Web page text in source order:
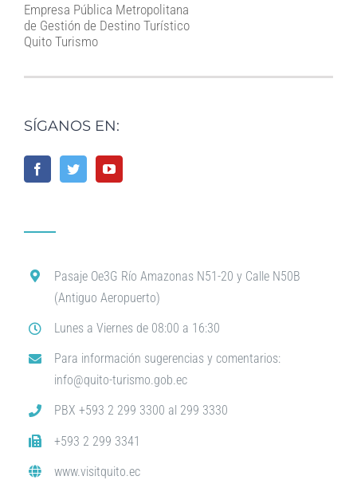
Empresa Pública Metropolitana
de Gestión de Destino Turístico
Quito Turismo
SÍGANOS EN:
Pasaje Oe3G Río Amazonas N51-20 y Calle N50B
(Antiguo Aeropuerto)
Lunes a Viernes de 08:00 a 16:30
Para información sugerencias y comentarios:
info@quito-turismo.gob.ec
PBX +593 2 299 3300 al 299 3330
+593 2 299 3341
www.visitquito.ec